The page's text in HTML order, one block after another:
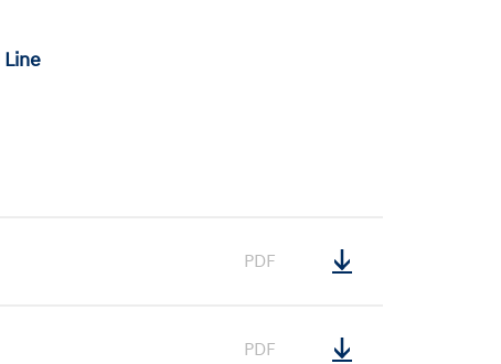
Line
PDF
PDF